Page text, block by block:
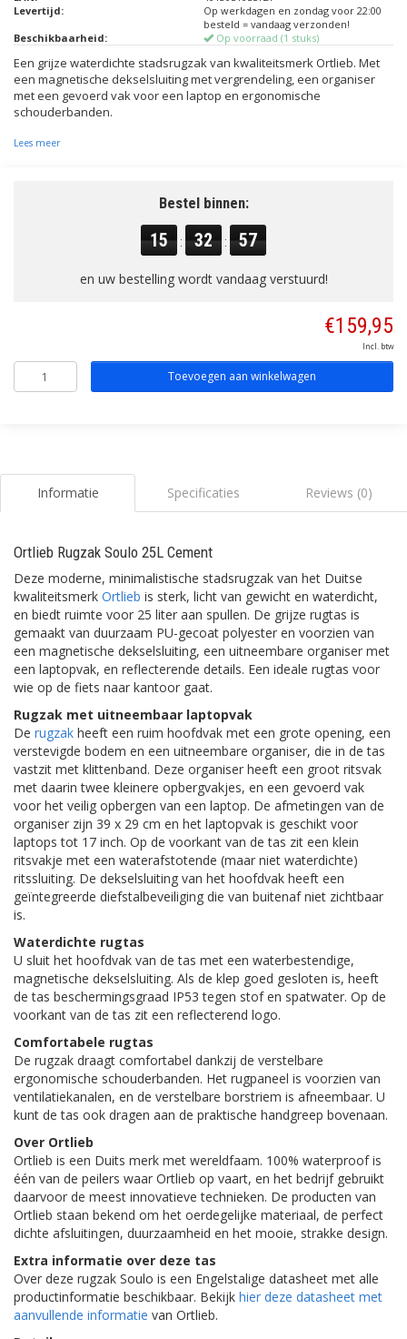
Levertijd:
Op werkdagen en zondag voor 22:00
besteld = vandaag verzonden!
Beschikbaarheid:
Op voorraad (1 stuks)
Een grijze waterdichte stadsrugzak van kwaliteitsmerk Ortlieb. Met
een magnetische dekselsluiting met vergrendeling, een organiser
met een gevoerd vak voor een laptop en ergonomische
schouderbanden.
Lees meer
Bestel binnen:
15 : 32 : 57
en uw bestelling wordt vandaag verstuurd!
€159,95
Incl. btw
Toevoegen aan winkelwagen
Informatie Specificaties Reviews (0)
Ortlieb Rugzak Soulo 25L Cement
Deze moderne, minimalistische stadsrugzak van het Duitse
kwaliteitsmerk Ortlieb is sterk, licht van gewicht en waterdicht,
en biedt ruimte voor 25 liter aan spullen. De grijze rugtas is
gemaakt van duurzaam PU-gecoat polyester en voorzien van
een magnetische dekselsluiting, een uitneembare organiser met
een laptopvak, en reflecterende details. Een ideale rugtas voor
wie op de fiets naar kantoor gaat.
Rugzak met uitneembaar laptopvak
De rugzak heeft een ruim hoofdvak met een grote opening, een
verstevigde bodem en een uitneembare organiser, die in de tas
vastzit met klittenband. Deze organiser heeft een groot ritsvak
met daarin twee kleinere opbergvakjes, en een gevoerd vak
voor het veilig opbergen van een laptop. De afmetingen van de
organiser zijn 39 x 29 cm en het laptopvak is geschikt voor
laptops tot 17 inch. Op de voorkant van de tas zit een klein
ritsvakje met een waterafstotende (maar niet waterdichte)
ritssluiting. De dekselsluiting van het hoofdvak heeft een
geïntegreerde diefstalbeveiliging die van buitenaf niet zichtbaar
is.
Waterdichte rugtas
U sluit het hoofdvak van de tas met een waterbestendige,
magnetische dekselsluiting. Als de klep goed gesloten is, heeft
de tas beschermingsgraad IP53 tegen stof en spatwater. Op de
voorkant van de tas zit een reflecterend logo.
Comfortabele rugtas
De rugzak draagt comfortabel dankzij de verstelbare
ergonomische schouderbanden. Het rugpaneel is voorzien van
ventilatiekanalen, en de verstelbare borstriem is afneembaar. U
kunt de tas ook dragen aan de praktische handgreep bovenaan.
Over Ortlieb
Ortlieb is een Duits merk met wereldfaam. 100% waterproof is
één van de peilers waar Ortlieb op vaart, en het bedrijf gebruikt
daarvoor de meest innovatieve technieken. De producten van
Ortlieb staan bekend om het oerdegelijke materiaal, de perfect
dichte afsluitingen, duurzaamheid en het mooie, strakke design.
Extra informatie over deze tas
Over deze rugzak Soulo is een Engelstalige datasheet met alle
productinformatie beschikbaar. Bekijk hier deze datasheet met
aanvullende informatie van Ortlieb.